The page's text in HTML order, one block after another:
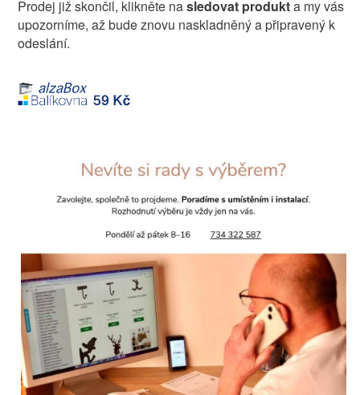
Prodej již skončil, klikněte nasledovat produkta my vás
upozorníme, až bude znovu naskladněný a připravený k
odeslání.